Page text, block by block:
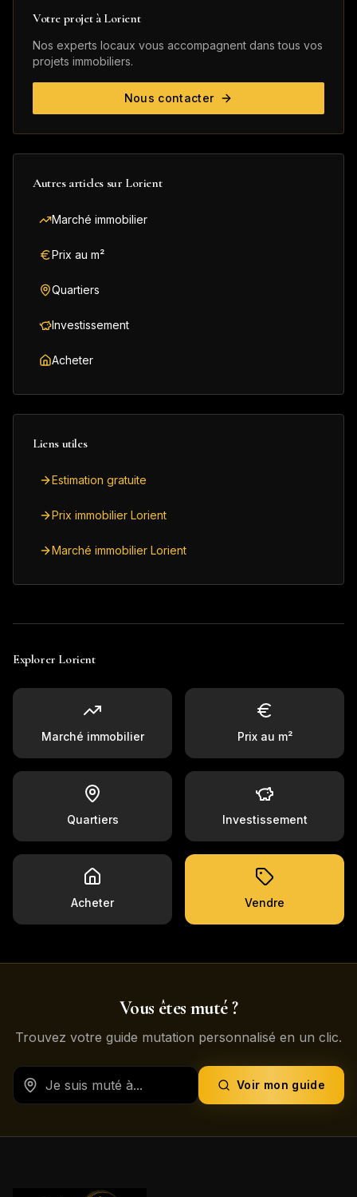
Votre projet à Lorient
Nos experts locaux vous accompagnent dans tous vos
projets immobiliers.
Nous contacter
Autres articles sur Lorient
Marché immobilier
Prix au m²
Quartiers
Investissement
Acheter
Liens utiles
Estimation gratuite
Prix immobilier Lorient
Marché immobilier Lorient
Explorer Lorient
Marché immobilier Prix au m²
Quartiers Investissement
Acheter Vendre
Vous êtes muté ?
Trouvez votre guide mutation personnalisé en un clic.
Voir mon guide